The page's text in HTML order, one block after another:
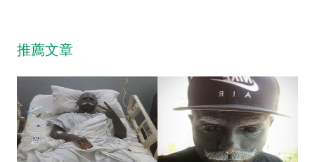
推薦文章